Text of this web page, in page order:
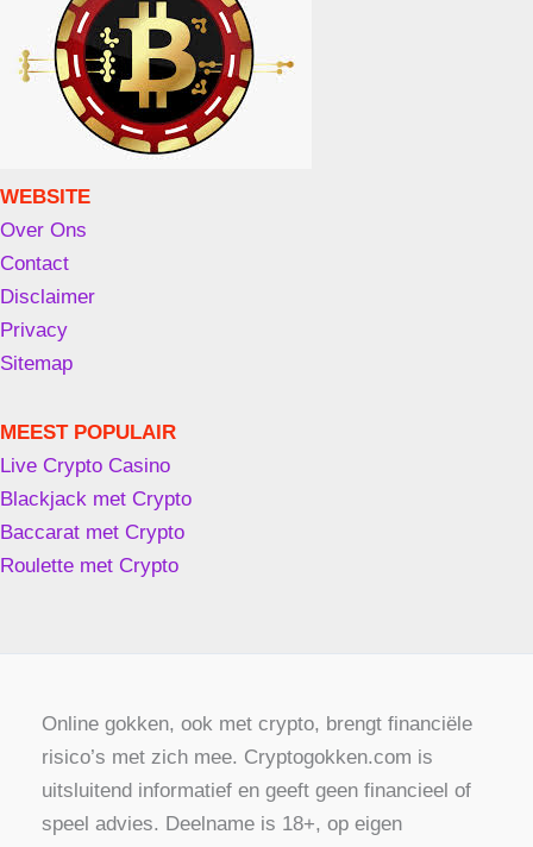
WEBSITE
Over Ons
Contact
Disclaimer
Privacy
Sitemap
MEEST POPULAIR
Live Crypto Casino
Blackjack met Crypto
Baccarat met Crypto
Roulette met Crypto
Online gokken, ook met crypto, brengt financiële
risico’s met zich mee. Cryptogokken.com is
uitsluitend informatief en geeft geen financieel of
speel advies. Deelname is 18+, op eigen